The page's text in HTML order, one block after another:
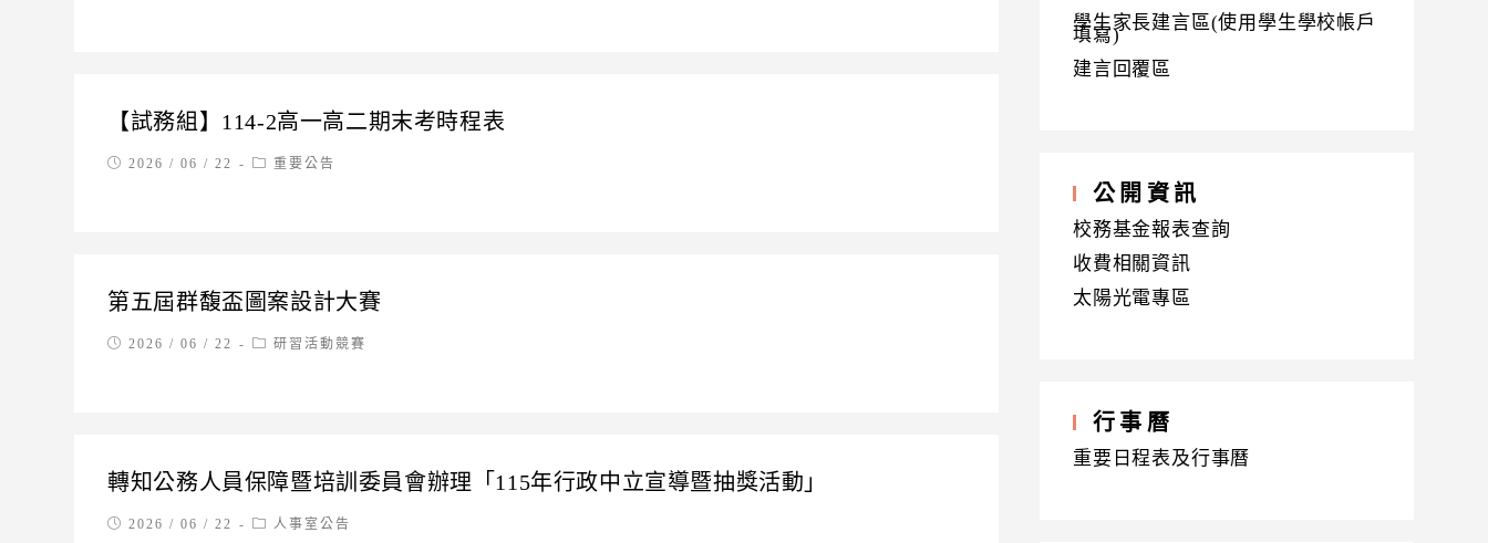
【試務組】114-2高一高二期末考時程表
Post2026 / 06 / 22
Post重要公告
第五屆群馥盃圖案設計大賽
Post2026 / 06 / 22
Post研習活動競賽
轉知公務人員保障暨培訓委員會辦理「115年行政中立宣導暨抽獎活動」
Post2026 / 06 / 22
Post人事室公告
學生家長建言區(使用學生學校帳戶
填寫)
建言回覆區
公開資訊
校務基金報表查詢
收費相關資訊
太陽光電專區
行事曆
重要日程表及行事曆